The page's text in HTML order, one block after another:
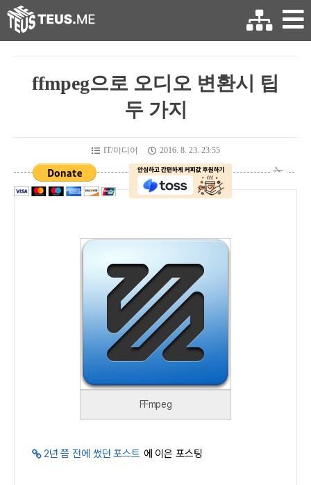
ffmpeg으로 오디오 변환시 팁
두 가지
IT/미디어 2016. 8. 23. 23:55
FFmpeg
2년 쯤 전에 썼던 포스트 에 이은 포스팅